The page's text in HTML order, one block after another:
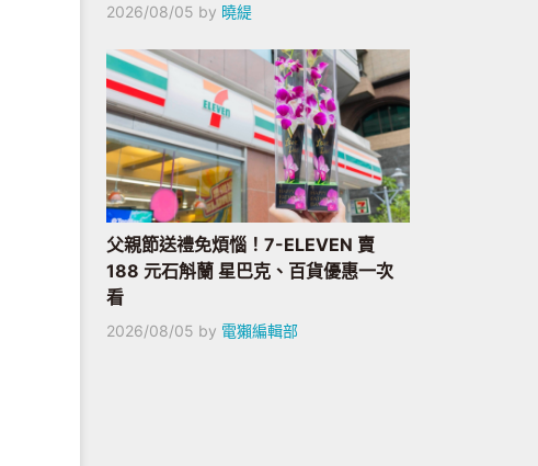
2026/08/05 by 曉緹
父親節送禮免煩惱！7-ELEVEN 賣
188 元石斛蘭 星巴克、百貨優惠一次
看
2026/08/05 by 電獺編輯部